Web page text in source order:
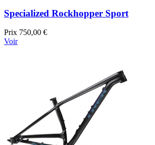
Specialized Rockhopper Sport
Prix 750,00 €
Voir